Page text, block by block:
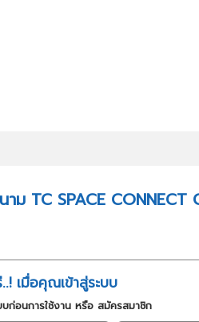
ม TC SPACE CONNECT
เมื่อคุณเข้าสู่ระบบ
บก่อนการใช้งาน หรือ สมัครสมาชิก